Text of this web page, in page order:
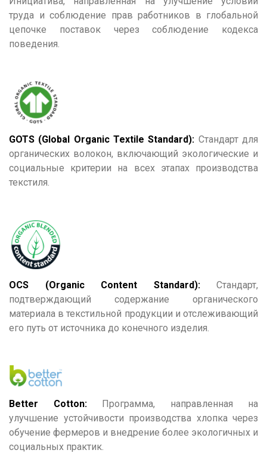
труда и соблюдение прав работников в глобальной
цепочке поставок через соблюдение кодекса
поведения.
GOTS (Global Organic Textile Standard): Стандарт для
органических волокон, включающий экологические и
социальные критерии на всех этапах производства
текстиля.
OCS (Organic Content Standard):Стандарт,
подтверждающий содержание органического
материала в текстильной продукции и отслеживающий
его путь от источника до конечного изделия.
Better Cotton:Программа, направленная на
улучшение устойчивости производства хлопка через
обучение фермеров и внедрение более экологичных и
социальных практик.